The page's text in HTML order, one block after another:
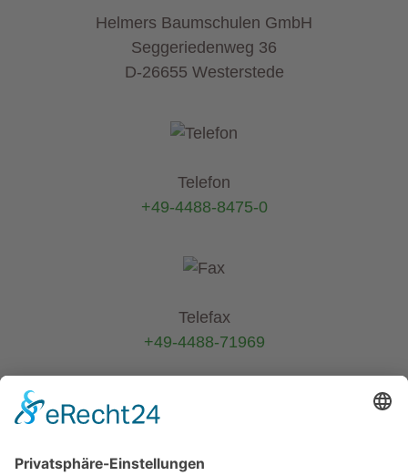
Helmers Baumschulen GmbH
Seggeriedenweg 36
D-26655 Westerstede
Telefon
+49-4488-8475-0
Telefax
+49-4488-71969